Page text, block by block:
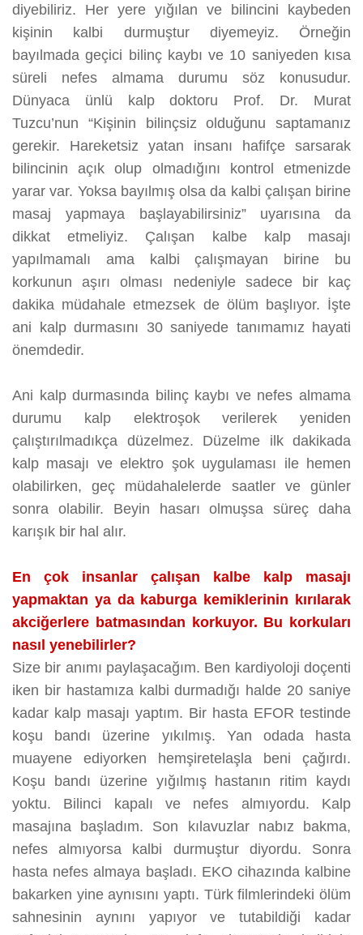
diyebiliriz. Her yere yığılan ve bilincini kaybeden
kişinin kalbi durmuştur diyemeyiz. Örneğin
bayılmada geçici bilinç kaybı ve 10 saniyeden kısa
süreli nefes almama durumu söz konusudur.
Dünyaca ünlü kalp doktoru Prof. Dr. Murat
Tuzcu’nun “Kişinin bilinçsiz olduğunu saptamanız
gerekir. Hareketsiz yatan insanı hafifçe sarsarak
bilincinin açık olup olmadığını kontrol etmenizde
yarar var. Yoksa bayılmış olsa da kalbi çalışan birine
masaj yapmaya başlayabilirsiniz” uyarısına da
dikkat etmeliyiz. Çalışan kalbe kalp masajı
yapılmamalı ama kalbi çalışmayan birine bu
korkunun aşırı olması nedeniyle sadece bir kaç
dakika müdahale etmezsek de ölüm başlıyor. İşte
ani kalp durmasını 30 saniyede tanımamız hayati
önemdedir.
Ani kalp durmasında bilinç kaybı ve nefes almama
durumu kalp elektroşok verilerek yeniden
çalıştırılmadıkça düzelmez. Düzelme ilk dakikada
kalp masajı ve elektro şok uygulaması ile hemen
olabilirken, geç müdahalelerde saatler ve günler
sonra olabilir. Beyin hasarı olmuşsa süreç daha
karışık bir hal alır.
En çok insanlar çalışan kalbe kalp masajı
yapmaktan ya da kaburga kemiklerinin kırılarak
akciğerlere batmasından korkuyor. Bu korkuları
nasıl yenebilirler?
Size bir anımı paylaşacağım. Ben kardiyoloji doçenti
iken bir hastamıza kalbi durmadığı halde 20 saniye
kadar kalp masajı yaptım. Bir hasta EFOR testinde
koşu bandı üzerine yıkılmış. Yan odada hasta
muayene ediyorken hemşiretelaşla beni çağırdı.
Koşu bandı üzerine yığılmış hastanın ritim kaydı
yoktu. Bilinci kapalı ve nefes almıyordu. Kalp
masajına başladım. Son kılavuzlar nabız bakma,
nefes almıyorsa kalbi durmuştur diyordu. Sonra
hasta nefes almaya başladı. EKO cihazında kalbine
bakarken yine aynısını yaptı. Türk filmlerindeki ölüm
sahnesinin aynını yapıyor ve tutabildiği kadar